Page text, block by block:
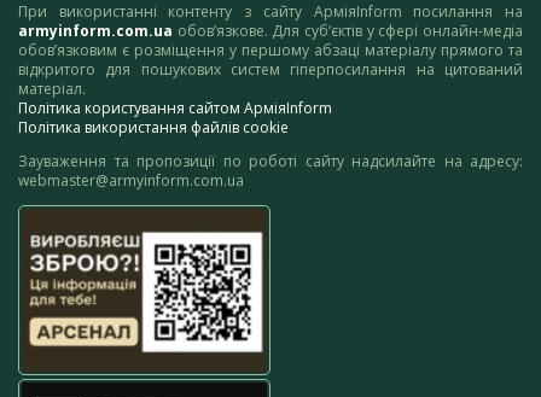
При використанні контенту з сайту АрміяInform посилання на
armyinform.com.ua обов’язкове. Для суб’єктів у сфері онлайн-медіа
обов’язковим є розміщення у першому абзаці матеріалу прямого та
відкритого для пошукових систем гіперпосилання на цитований
матеріал.
Політика користування сайтом АрміяInform
Політика використання файлів cookie
Зауваження та пропозиції по роботі сайту надсилайте на адресу:
webmaster@armyinform.com.ua